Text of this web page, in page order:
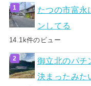
たつの市富永
ンしてる
14.1k件のビュー
御立北のパチ
決まったみた